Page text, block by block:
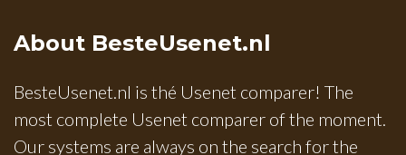
About BesteUsenet.nl
BesteUsenet.nl is thé Usenet comparer! The
most complete Usenet comparer of the moment.
Our systems are always on the search for the